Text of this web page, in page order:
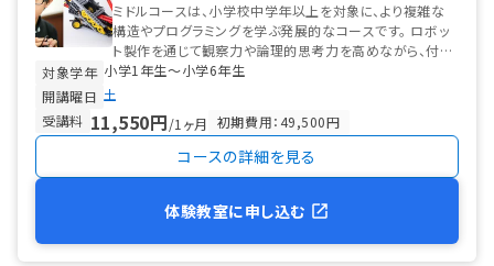
ミドルコースは、小学校中学年以上を対象に、より複雑な
構造やプログラミングを学ぶ発展的なコースです。 ロボッ
ト製作を通じて観察力や論理的思考力を高めながら、付属
のタブレットを使った初歩的なプログ...
対象学年 小学1年生〜小学6年生
開講曜日 土
受講料 11,550円/1ヶ月 初期費用：49,500円
コースの詳細を見る
体験教室に申し込む